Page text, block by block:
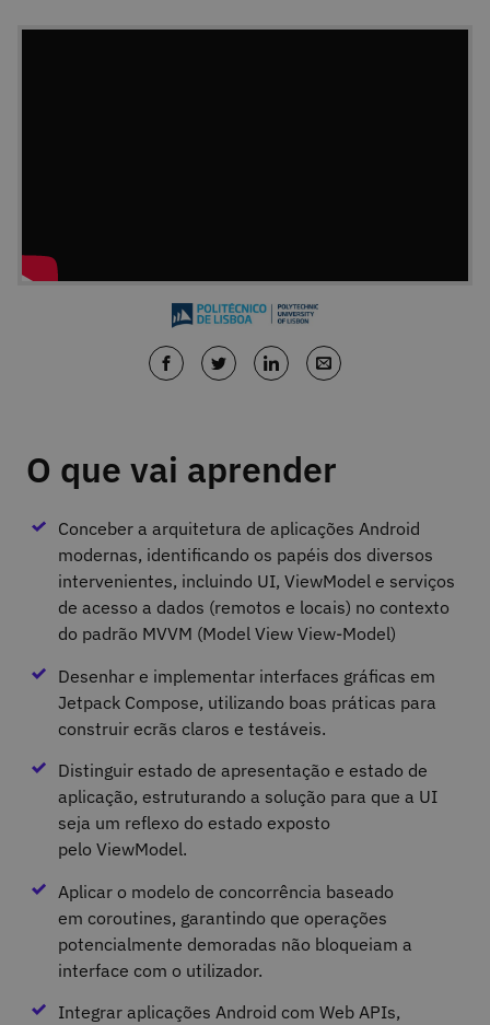
O que vai aprender
Conceber a arquitetura de aplicações Android
modernas, identificando os papéis dos diversos
intervenientes, incluindo UI, ViewModel e serviços
de acesso a dados (remotos e locais) no contexto
do padrão MVVM (Model View View-Model)
Desenhar e implementar interfaces gráficas em
Jetpack Compose, utilizando boas práticas para
construir ecrãs claros e testáveis.
Distinguir estado de apresentação e estado de
aplicação, estruturando a solução para que a UI
seja um reflexo do estado exposto
pelo ViewModel.
Aplicar o modelo de concorrência baseado
em coroutines, garantindo que operações
potencialmente demoradas não bloqueiam a
interface com o utilizador.
Integrar aplicações Android com Web APIs,